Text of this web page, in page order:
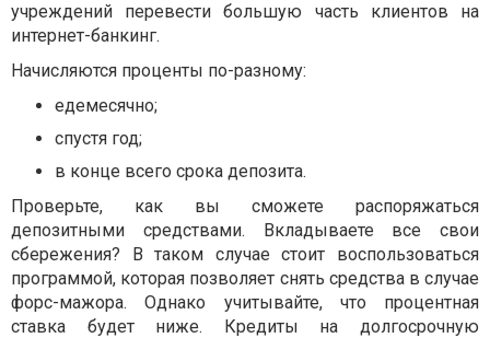
учреждений перевести большую часть клиентов на
интернет-банкинг.
Начисляются проценты по-разному:
едемесячно;
спустя год;
в конце всего срока депозита.
Проверьте, как вы сможете распоряжаться
депозитными средствами. Вкладываете все свои
сбережения? В таком случае стоит воспользоваться
программой, которая позволяет снять средства в случае
форс-мажора. Однако учитывайте, что процентная
ставка будет ниже. Кредиты на долгосрочную